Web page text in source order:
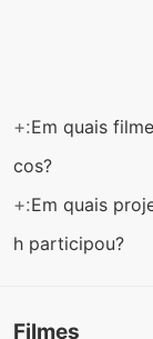
+:Em quais
cos?
+:Em quais
h participou?
Filmes